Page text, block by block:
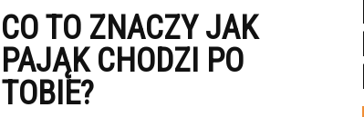
CO TO ZNACZY JAK
PAJĄK CHODZI PO
TOBIE?